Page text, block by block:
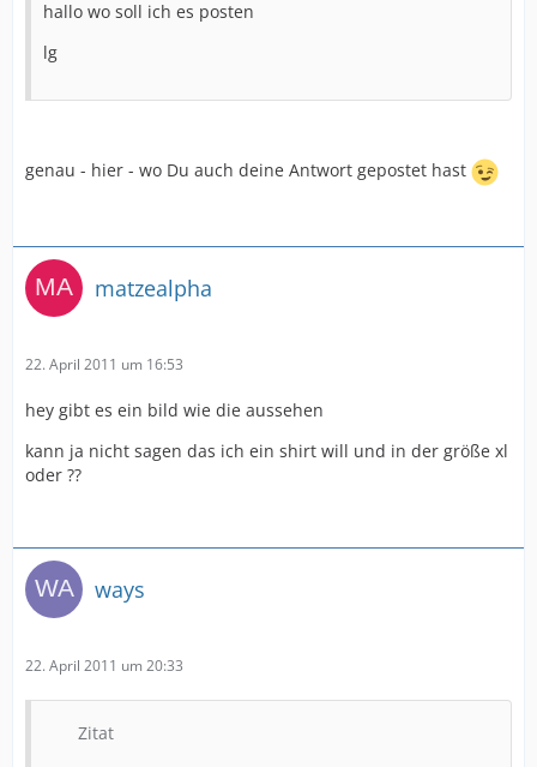
hallo wo soll ich es posten
lg
genau - hier - wo Du auch deine Antwort gepostet hast
matzealpha
22. April 2011 um 16:53
hey gibt es ein bild wie die aussehen
kann ja nicht sagen das ich ein shirt will und in der größe xl
oder ??
ways
22. April 2011 um 20:33
Zitat